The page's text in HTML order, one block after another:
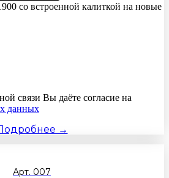
со встроенной калиткой на новые
связи Вы даёте согласие на
данных
→
Арт. 007